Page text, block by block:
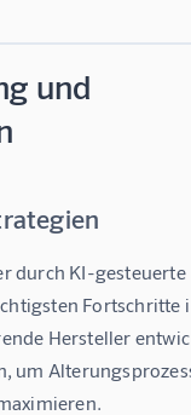
und
durch KI-
Fortschritte
Hersteller
um